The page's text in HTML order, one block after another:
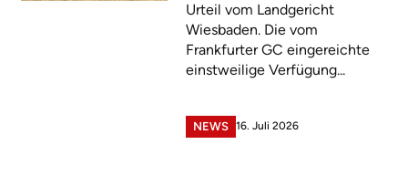
Urteil vom Landgericht
Wiesbaden. Die vom
Frankfurter GC eingereichte
einstweilige Verfügung...
NEWS 16. Juli 2026